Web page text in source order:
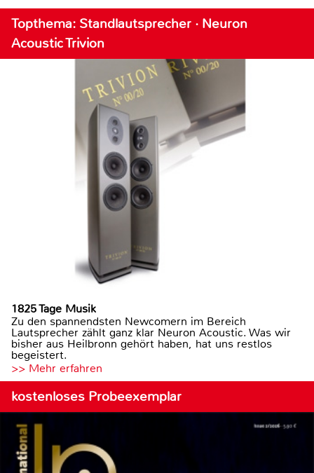
Topthema: Standlautsprecher · Neuron
Acoustic Trivion
1825 Tage Musik
Zu den spannendsten Newcomern im Bereich
Lautsprecher zählt ganz klar Neuron Acoustic. Was wir
bisher aus Heilbronn gehört haben, hat uns restlos
begeistert.
>> Mehr erfahren
kostenloses Probeexemplar